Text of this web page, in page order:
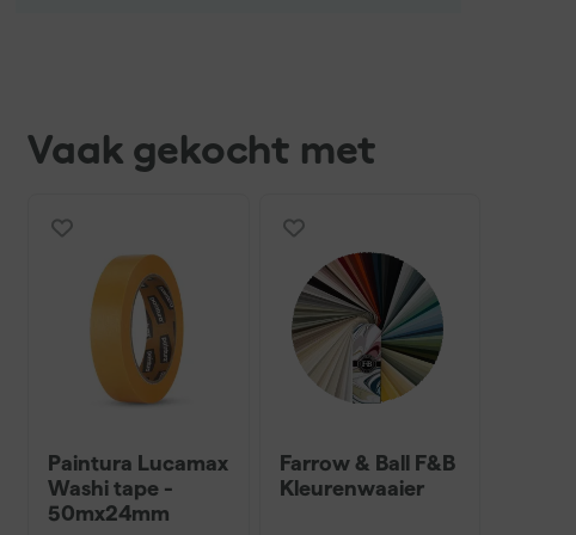
Vaak gekocht met
Paintura Lucamax
Washi tape -
50mx24mm
Farrow & Ball F&B
Kleurenwaaier